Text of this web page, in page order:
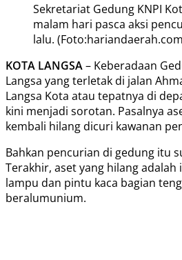
Sekretariat Gedung KNPI
malam hari pasca aksi
lalu.
KOTA LANGSA– Keberadaan
Langsa yang terletak di jalan
Langsa Kota atau tepatnya di
kini menjadi sorotan. Pasalnya
kembali hilang dicuri kawanan
Bahkan pencurian di gedung itu
Terakhir, aset yang hilang
lampu dan pintu kaca bagian
beralumunium.